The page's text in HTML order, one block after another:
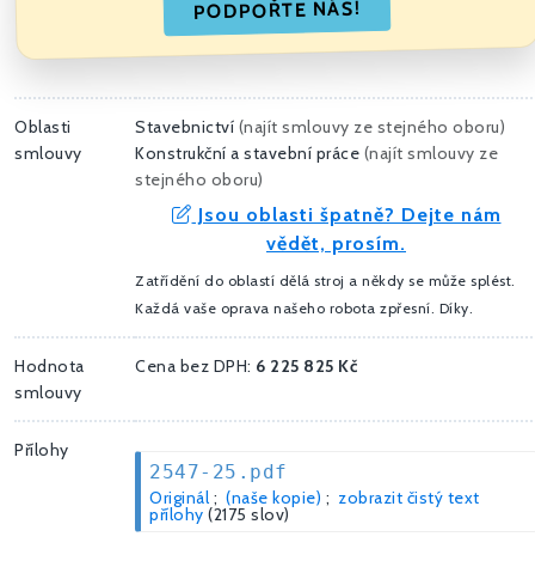
PODPOŘTE NÁS!
Oblasti
smlouvy
Stavebnictví (najít smlouvy ze stejného oboru)
Konstrukční a stavební práce (najít smlouvy ze
stejného oboru)
Jsou oblasti špatně? Dejte nám
vědět, prosím.
Zatřídění do oblastí dělá stroj a někdy se může splést.
Každá vaše oprava našeho robota zpřesní. Díky.
Hodnota
smlouvy
Cena bez DPH: 6 225 825 Kč
Přílohy
2547-25.pdf
Originál ; (naše kopie) ; zobrazit čistý text
přílohy (2175 slov)